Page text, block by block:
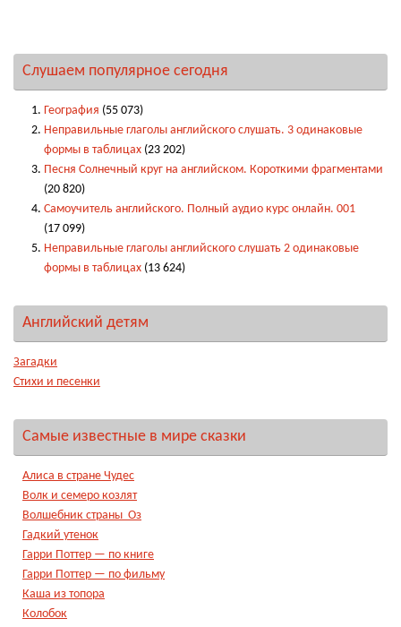
Слушаем популярное сегодня
География (55 073)
Неправильные глаголы английского слушать. 3 одинаковые
формы в таблицах (23 202)
Песня Солнечный круг на английском. Короткими фрагментами
(20 820)
Самоучитель английского. Полный аудио курс онлайн. 001
(17 099)
Неправильные глаголы английского слушать 2 одинаковые
формы в таблицах (13 624)
Английский детям
Загадки
Стихи и песенки
Самые известные в мире сказки
Алиса в стране Чудес
Волк и семеро козлят
Волшебник страны Оз
Гадкий утенок
Гарри Поттер — по книге
Гарри Поттер — по фильму
Каша из топора
Колобок